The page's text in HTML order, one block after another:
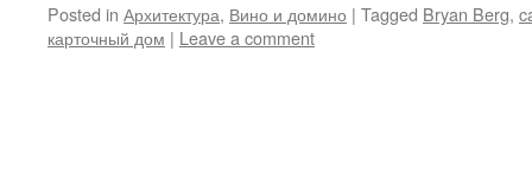
Posted in Архитектура, Вино и домино | Tagged Bryan Berg,
карточный дом | Leave a comment